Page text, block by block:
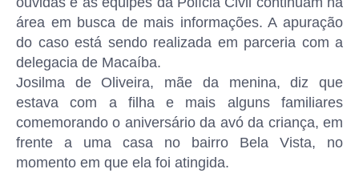
área em busca de mais informações. A apuração
do caso está sendo realizada em parceria com a
delegacia de Macaíba.
Josilma de Oliveira, mãe da menina, diz que
estava com a filha e mais alguns familiares
comemorando o aniversário da avó da criança, em
frente a uma casa no bairro Bela Vista, no
momento em que ela foi atingida.